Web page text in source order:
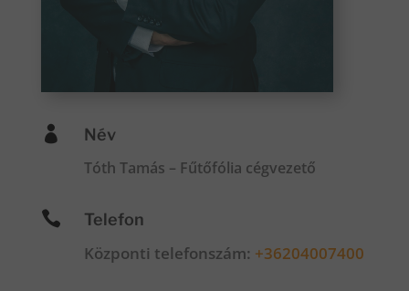
 Név
Tóth Tamás – Fűtőfólia cégvezető
 Telefon
Központi telefonszám: +36204007400